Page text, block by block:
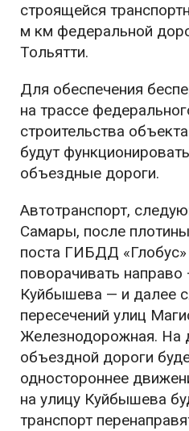
строящейся
м км федеральной
Тольятти.
Для обеспечения
на трассе
строительства
будут
объездные дороги.
Автотранспорт,
Самары, после
поста ГИБДД
поворачивать направо
Куйбышева — и далее
пересечений улиц
Железнодорожная. На
объездной дороги
одностороннее
на улицу Куйбышева
транспорт